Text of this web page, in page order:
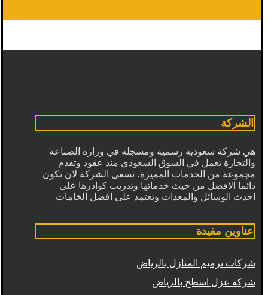
الشركة
هي شركة سعودية رسمية ومسجلة في وزارة الصناعة
والتجارة تعمل في السوق السعودي منذ عقود وتقدم
مجموعة من الخدمات المميزة، تسعى الشركة لان تكون
دائما الافضل من حيث خدماتها وتدريب كوادرها على
احدث الوسائل والمعدات وتعتمد على افضل الخامات
عناوين مفيدة
شركات ترميم المنازل بالرياض
شركة عزل اسطح بالرياض